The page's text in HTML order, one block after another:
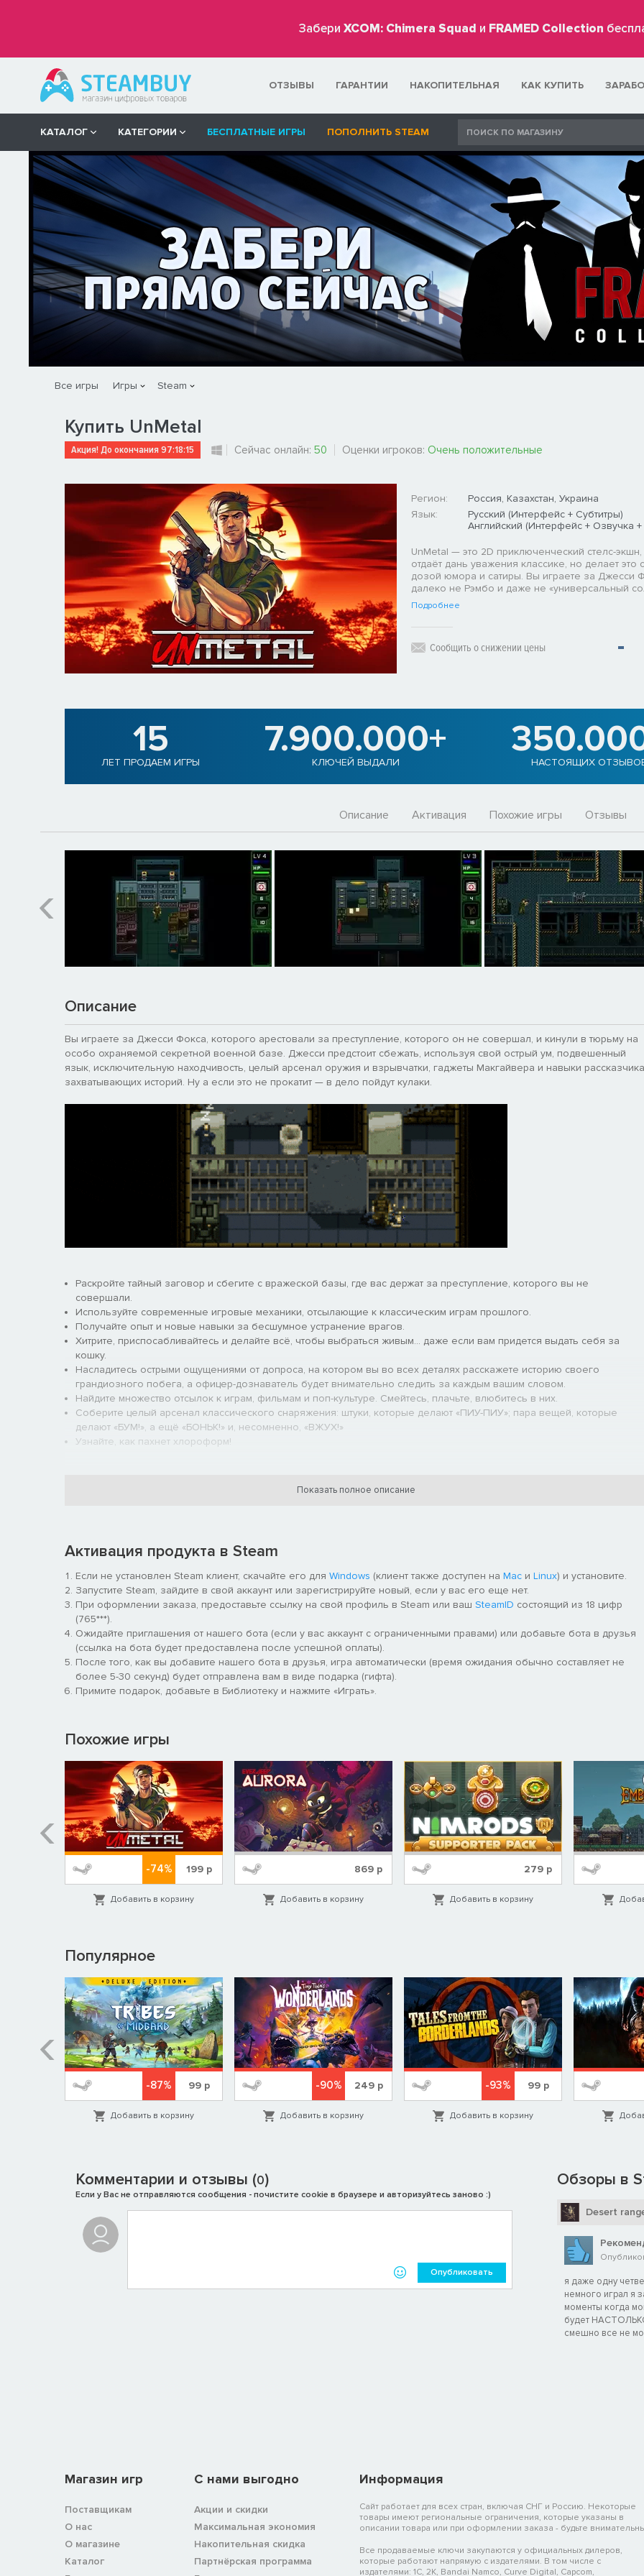
Забери XCOM: Chimera Squad и FRAMED Collection
ОТЗЫВЫ ГАРАНТИИ НАКОПИТЕЛЬНАЯ КАК КУПИТЬ
КАТАЛОГ КАТЕГОРИИ БЕСПЛАТНЫЕ ИГРЫ ПОПОЛНИТЬ STEAM
Все игры Игры Steam
Купить UnMetal
Акция! До окончания97:18:15 Сейчас онлайн: 50 Оценки игроков: Очень положительные
Регион:
Россия, Казахстан, Украина
Язык:
Русский (Интерфейс + Субтитры)
Английский (Интерфейс + Озвучка +
UnMetal — это 2D приключенческий стелс-
отдаёт дань уважения классике, но делает это
дозой юмора и сатиры. Вы играете за Джесси
далеко не Рэмбо и даже не «универсальный
Подробнее
Сообщить о снижении цены
15
ЛЕТ ПРОДАЕМ ИГРЫ
7.900.000+
КЛЮЧЕЙ ВЫДАЛИ НАСТОЯЩИХ
Описание Активация Похожие игры Отзывы
Описание
Вы играете за Джесси Фокса, которого арестовали за преступление, которого он не совершал, и кинули в тюрьму на
особо охраняемой секретной военной базе. Джесси предстоит сбежать, используя свой острый ум, подвешенный
язык, исключительную находчивость, целый арсенал оружия и взрывчатки, гаджеты Макгайвера и навыки рассказчика
захватывающих историй. Ну а если это не прокатит — в дело пойдут кулаки.
Раскройте тайный заговор и сбегите с вражеской базы, где вас держат за преступление, которого вы не
совершали.
Используйте современные игровые механики, отсылающие к классическим играм прошлого.
Получайте опыт и новые навыки за бесшумное устранение врагов.
Хитрите, приспосабливайтесь и делайте всё, чтобы выбраться живым… даже если вам придется выдать себя за
кошку.
Насладитесь острыми ощущениями от допроса, на котором вы во всех деталях расскажете историю своего
грандиозного побега, а офицер-дознаватель будет внимательно следить за каждым вашим словом.
Найдите множество отсылок к играм, фильмам и поп-культуре. Смейтесь, плачьте, влюбитесь в них.
Соберите целый арсенал классического снаряжения: штуки, которые делают «ПИУ-ПИУ»; пара вещей, которые
делают «БУМ!», а ещё «БОНЬК!» и, несомненно, «ВЖУХ!»
Узнайте, как пахнет хлороформ!
Показать полное описание
Активация продукта в Steam
Если не установлен Steam клиент, скачайте его для Windows (клиент также доступен на Mac и Linux) и установите.
Запустите Steam, зайдите в свой аккаунт или зарегистрируйте новый, если у вас его еще нет.
При оформлении заказа, предоставьте ссылку на свой профиль в Steam или ваш SteamID состоящий из 18 цифр
(765***).
Ожидайте приглашения от нашего бота (если у вас аккаунт с ограниченными правами) или добавьте бота в друзья
(ссылка на бота будет предоставлена после успешной оплаты).
После того, как вы добавите нашего бота в друзья, игра автоматически (время ожидания обычно составляет не
более 5-30 секунд) будет отправлена вам в виде подарка (гифта).
Примите подарок, добавьте в Библиотеку и нажмите «Играть».
Похожие игры
-74% 199р
Добавить в корзину
869 р
Добавить в корзину
279 р
Добавить в корзину
Популярное
-87% 99р
Добавить в корзину
-90% 249р
Добавить в корзину
-93% 99р
Добавить в корзину
Комментарии и отзывы (0)
Если у Вас не отправляются сообщения - почистите cookie в браузере и авторизуйтесь заново :)
Опубликовать
Обзоры в
Desert
я даже одну
немного играл я
моменты когда
будет
смешно все не
Магазин игр
Поставщикам
О нас
О магазине
Каталог
C нами выгодно
Акции и скидки
Максимальная экономия
Накопительная скидка
Партнёрская программа
Информация
Сайт работает для всех стран, включая СНГ и Россию. Некоторые
товары имеют региональные ограничения, которые указаны в
описании товара или при оформлении заказа - будьте
Все продаваемые ключи закупаются у официальных дилеров,
которые работают напрямую с издателями. В том числе с
издателями: 1C, 2K, Bandai Namco, Curve Digital, Capcom,